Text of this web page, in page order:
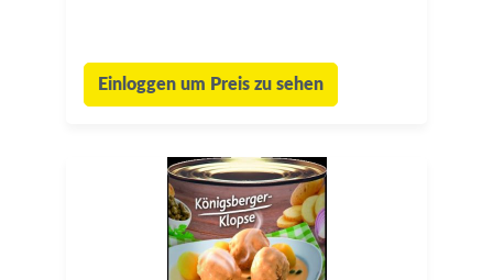
Einloggen um Preis zu sehen